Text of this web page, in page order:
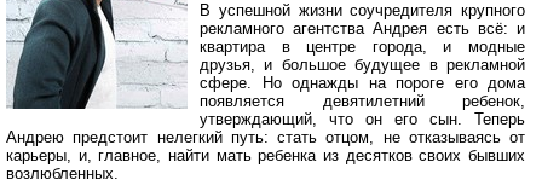
В успешной жизни соучредителя крупного
рекламного агентства Андрея есть всё: и
квартира в центре города, и модные
друзья, и большое будущее в рекламной
сфере. Но однажды на пороге его дома
появляется девятилетний ребенок,
утверждающий, что он его сын. Теперь
Андрею предстоит нелегкий путь: стать отцом, не отказываясь от
карьеры, и, главное, найти мать ребенка из десятков своих бывших
возлюбленных.